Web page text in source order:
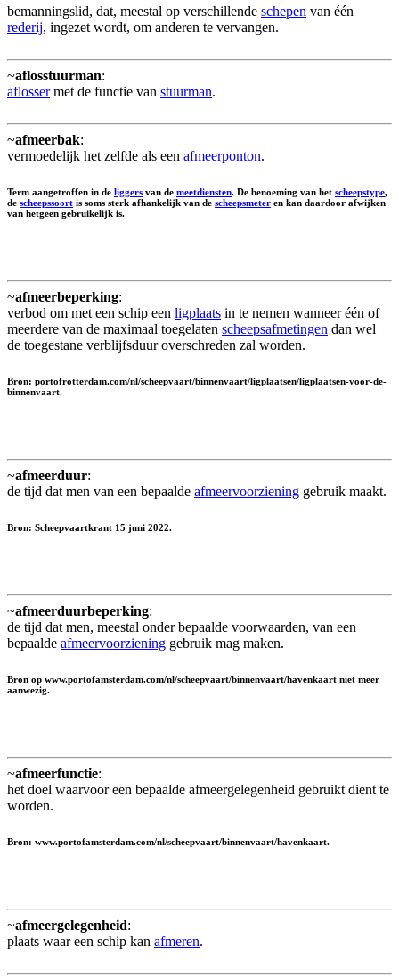
bemanningslid, dat, meestal op verschillende schepen van één
rederij, ingezet wordt, om anderen te vervangen.
~aflosstuurman:
aflossermet de functie van stuurman.
~afmeerbak:
vermoedelijk het zelfde als een afmeerponton.
Term aangetroffen in de liggers van de meetdiensten. De benoeming van het scheepstype,
de scheepssoort is soms sterk afhankelijk van de scheepsmeter en kan daardoor afwijken
van hetgeen gebruikelijk is.
~afmeerbeperking:
verbod om met een schip een ligplaats in te nemen wanneer één of
meerdere van de maximaal toegelaten scheepsafmetingen dan wel
de toegestane verblijfsduur overschreden zal worden.
Bron: portofrotterdam.com/nl/scheepvaart/binnenvaart/ligplaatsen/ligplaatsen-voor-de-
binnenvaart.
~afmeerduur:
de tijd dat men van een bepaalde afmeervoorziening gebruik maakt.
Bron: Scheepvaartkrant 15 juni 2022.
~afmeerduurbeperking:
de tijd dat men, meestal onder bepaalde voorwaarden, van een
bepaalde afmeervoorziening gebruik mag maken.
Bron op www.portofamsterdam.com/nl/scheepvaart/binnenvaart/havenkaart niet meer
aanwezig.
~afmeerfunctie:
het doel waarvoor een bepaalde afmeergelegenheid gebruikt dient te
worden.
Bron: www.portofamsterdam.com/nl/scheepvaart/binnenvaart/havenkaart.
~afmeergelegenheid:
plaats waar een schip kan afmeren.